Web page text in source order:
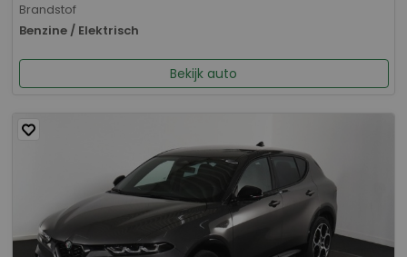
Brandstof
Benzine / Elektrisch
Bekijk auto